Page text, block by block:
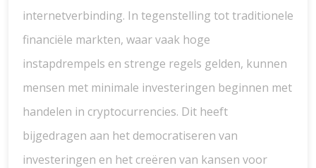
internetverbinding. In tegenstelling tot traditionele
financiële markten, waar vaak hoge
instapdrempels en strenge regels gelden, kunnen
mensen met minimale investeringen beginnen met
handelen in cryptocurrencies. Dit heeft
bijgedragen aan het democratiseren van
investeringen en het creëren van kansen voor